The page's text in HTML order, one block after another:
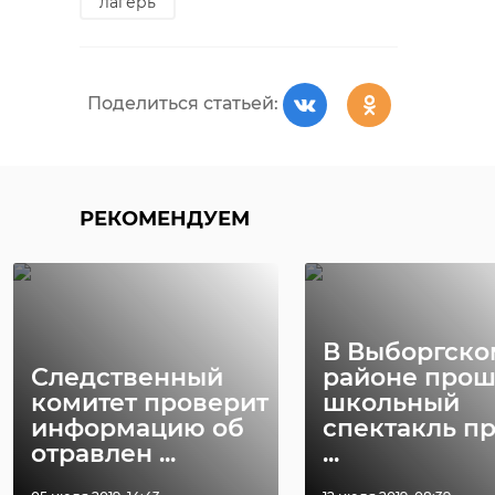
Поделиться статьей:
РЕКОМЕНДУЕМ
Следственный
комитет проверит
информацию об
отравлен ...
В
районе
школьный
спектакль
...
РЕКОМЕНДУЕМ